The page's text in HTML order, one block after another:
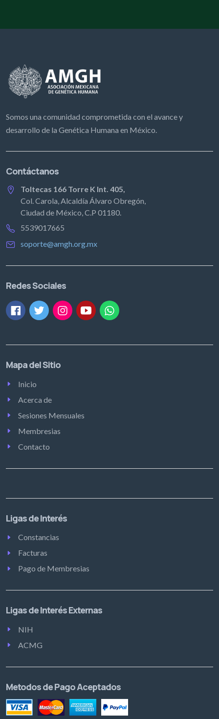
Somos una comunidad comprometida con el avance y
desarrollo de la Genética Humana en México.
Contáctanos
Toltecas 166 Torre K Int. 405,
Col. Carola, Alcaldía Álvaro Obregón,
Ciudad de México, C.P 01180.
5539017665
soporte@amgh.org.mx
Redes Sociales
Mapa del Sitio
Inicio
Acerca de
Sesiones Mensuales
Membresias
Contacto
Ligas de Interés
Constancias
Facturas
Pago de Membresias
Ligas de Interés Externas
NIH
ACMG
Metodos de Pago Aceptados